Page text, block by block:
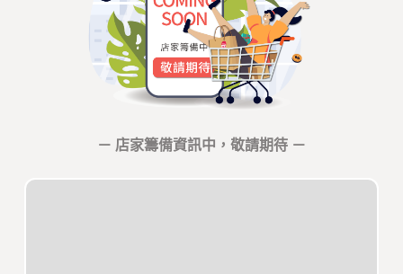
－ 店家籌備資訊中，敬請期待 －